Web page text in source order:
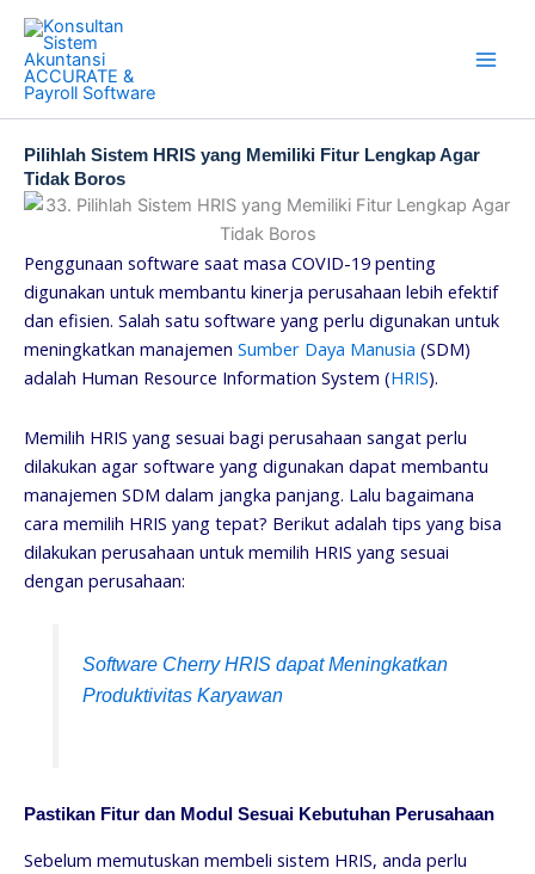
Skip
content
Pilihlah Sistem HRIS yang Memiliki Fitur Lengkap Agar
Tidak Boros
Penggunaan software saat masa COVID-19 penting
digunakan untuk membantu kinerja perusahaan lebih efektif
dan efisien. Salah satu software yang perlu digunakan untuk
meningkatkan manajemen Sumber Daya Manusia (SDM)
adalah Human Resource Information System (HRIS).
Memilih HRIS yang sesuai bagi perusahaan sangat perlu
dilakukan agar software yang digunakan dapat membantu
manajemen SDM dalam jangka panjang. Lalu bagaimana
cara memilih HRIS yang tepat? Berikut adalah tips yang bisa
dilakukan perusahaan untuk memilih HRIS yang sesuai
dengan perusahaan:
Software Cherry HRIS dapat Meningkatkan
Produktivitas Karyawan
Pastikan Fitur dan Modul Sesuai Kebutuhan Perusahaan
Sebelum memutuskan membeli sistem HRIS, anda perlu